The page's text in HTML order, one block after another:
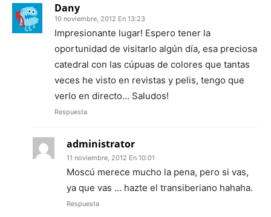
Dany
10 noviembre, 2012 En 13:23
Impresionante lugar! Espero tener la
oportunidad de visitarlo algún día, esa preciosa
catedral con las cúpuas de colores que tantas
veces he visto en revistas y pelis, tengo que
verlo en directo… Saludos!
Respuesta
administrator
11 noviembre, 2012 En 10:01
Moscú merece mucho la pena, pero si vas,
ya que vas … hazte el transiberiano hahaha.
Respuesta